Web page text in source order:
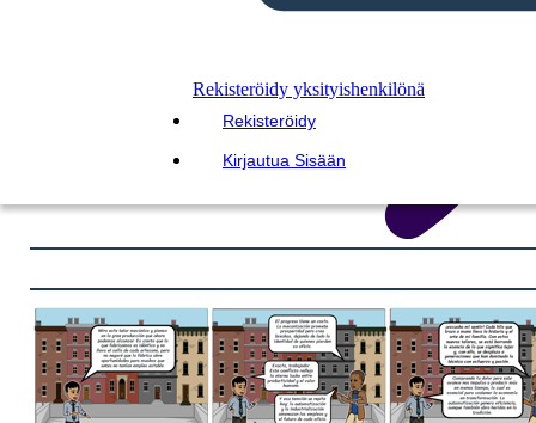
Rekisteröidy yksityishenkilönä
Rekisteröidy
Kirjautua Sisään